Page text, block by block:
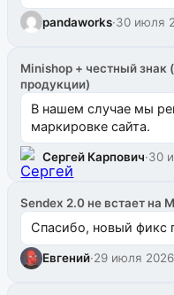
одноименном
pandaworks·30 июля
Minishop + честный
продукции)
В нашем случае мы
маркировке сайта.
Сергей Карпович·30
Sendex 2.0 не встает на
Спасибо, новый фикс
Евгений·29 июля